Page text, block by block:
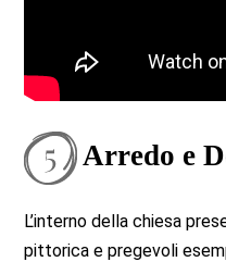
Arredo e
L’interno della chiesa
pittorica e pregevoli